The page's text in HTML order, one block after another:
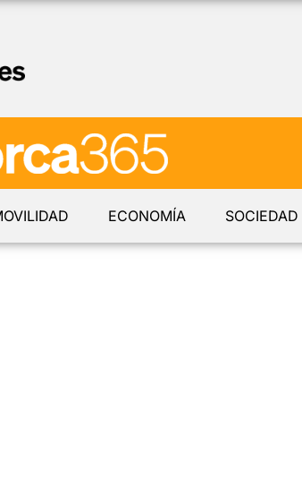
ECONOMÍA SOCIEDAD